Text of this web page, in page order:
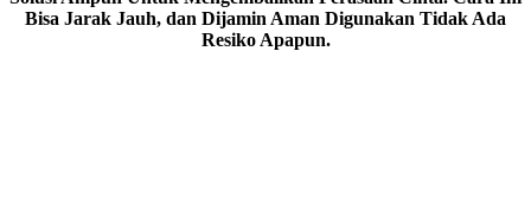
Bisa Jarak Jauh, dan Dijamin Aman Digunakan Tidak Ada
Resiko Apapun.